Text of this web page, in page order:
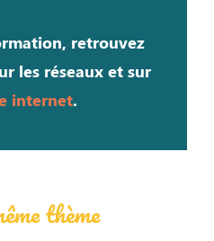
retrouvez
les réseaux et sur
internet.
thème